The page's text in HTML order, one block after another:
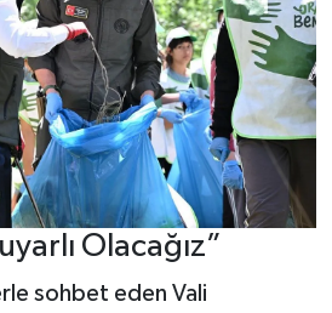
Olacağız”
sohbet eden Vali